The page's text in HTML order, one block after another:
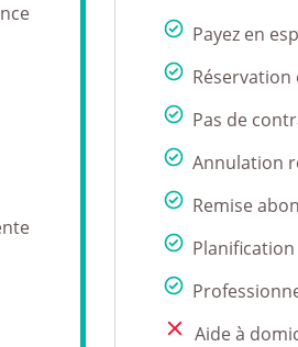
Payez en
Réservation
Pas de
Annulation
Remise
Aide à